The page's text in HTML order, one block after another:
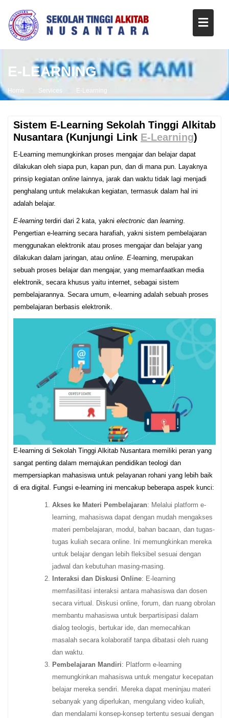
E-LEARNING
Home Services E-Learning
Sistem E-Learning Sekolah Tinggi Alkitab
Nusantara (Kunjungi Link E-Learning)
E-Learning memungkinkan proses mengajar dan belajar dapat
dilakukan oleh siapa pun, kapan pun, dan di mana pun. Layaknya
prinsip kegiatan online lainnya, jarak dan waktu tidak lagi menjadi
penghalang untuk melakukan kegiatan, termasuk dalam hal ini
adalah belajar.
E-learning terdiri dari 2 kata, yakni electronic dan learning.
Pengertian e-learning secara harafiah, yakni sistem pembelajaran
menggunakan elektronik atau proses mengajar dan belajar yang
dilakukan dalam jaringan, atau online. E-learning, merupakan
sebuah proses belajar dan mengajar, yang memanfaatkan media
elektronik, secara khusus yaitu internet, sebagai sistem
pembelajarannya. Secara umum, e-learning adalah sebuah proses
pembelajaran berbasis elektronik.
E-learning di Sekolah Tinggi Alkitab Nusantara memiliki peran yang
sangat penting dalam memajukan pendidikan teologi dan
mempersiapkan mahasiswa untuk pelayanan rohani yang lebih baik
di era digital. Fungsi e-learning ini mencakup beberapa aspek kunci:
Akses ke Materi Pembelajaran: Melalui platform e-
learning, mahasiswa dapat dengan mudah mengakses
materi pembelajaran, modul, bahan bacaan, dan tugas-
tugas kuliah secara online. Ini memungkinkan mereka
untuk belajar dengan lebih fleksibel sesuai dengan
jadwal dan kebutuhan masing-masing.
Interaksi dan Diskusi Online: E-learning
memfasilitasi interaksi antara mahasiswa dan dosen
secara virtual. Diskusi online, forum, dan ruang obrolan
membantu mahasiswa untuk berpartisipasi dalam
dialog teologis, bertukar ide, dan memecahkan
masalah secara kolaboratif tanpa dibatasi oleh ruang
dan waktu.
Pembelajaran Mandiri: Platform e-learning
memungkinkan mahasiswa untuk mengatur kecepatan
belajar mereka sendiri. Mereka dapat meninjau materi
sebanyak yang diperlukan, mengulang video kuliah,
dan mendalami konsep-konsep tertentu sesuai dengan